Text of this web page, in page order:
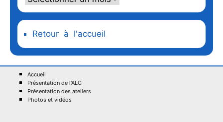
Retour à l'accueil
Accueil
Présentation de l'ALC
Présentation des ateliers
Photos et vidéos